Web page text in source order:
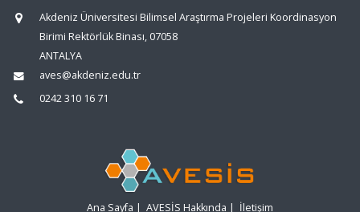
Akdeniz Üniversitesi Bilimsel Araştırma Projeleri Koordinasyon
Birimi Rektörlük Binası, 07058
ANTALYA
aves@akdeniz.edu.tr
0242 310 16 71
Ana Sayfa | AVESİS Hakkında | İletişim